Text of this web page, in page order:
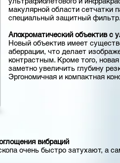
макулярной области сетчатки
специальный защитный фильтр.
Апохроматический объектив с
Новый объектив имеет
аберрации, что делает
контрастным. Кроме того,
заметно увеличить глубину
Эргономичная и компактная
вибраций
очень быстро затухают, а